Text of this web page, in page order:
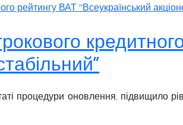
рейтингу ВАТ "Всеукраїнський
процедури оновлення, підвищило